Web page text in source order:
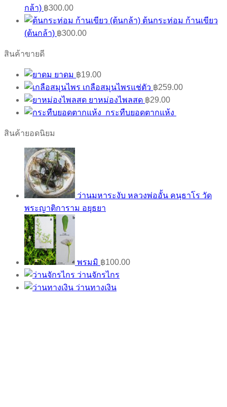
กล้า) ฿300.00
ต้นกระท่อม ก้านเขียว
(ต้นกล้า) ฿300.00
สินค้าขายดี
ยาดม ฿19.00
เกลือสมุนไพรแช่ตัว ฿259.00
ยาหม่องไพลสด ฿29.00
กระทืบยอดตากแห้ง
สินค้ายอดนิยม
ว่านมหาระงับ หลวงพ่ออั้น คนฺธาโร วัด
พระญาติการาม อยุธยา
พรมมิ ฿100.00
ว่านจักรไกร
ว่านทางเงิน